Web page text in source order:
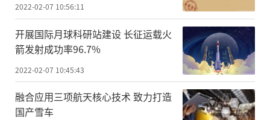
2022-02-07 10:56:11
开展国际月球科研站建设 长征运载火
箭发射成功率96.7%
2022-02-07 10:45:43
融合应用三项航天核心技术 致力打造
国产雪车